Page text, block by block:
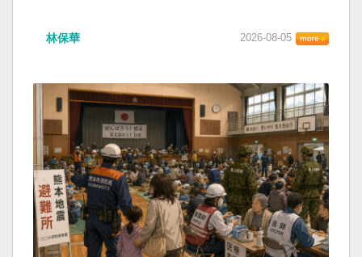
林保華 2026-08-05